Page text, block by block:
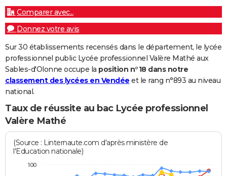
Comparer avec...
Donnez votre avis
Sur 30 établissements recensés dans le département, le lycée
professionnel public Lycée professionnel Valère Mathé aux
Sables-d'Olonne occupe la position n°18 dans notre
classement des lycées en Vendée et le rang n°893 au niveau
national.
Taux de réussite au bac Lycée professionnel
Valère Mathé
(Source : Linternaute.com d'après ministère de
l'Education nationale)
100